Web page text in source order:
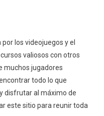
los videojuegos y el
valiosos con otros
muchos jugadores
todo lo que
disfrutar al máximo de
este sitio para reunir toda